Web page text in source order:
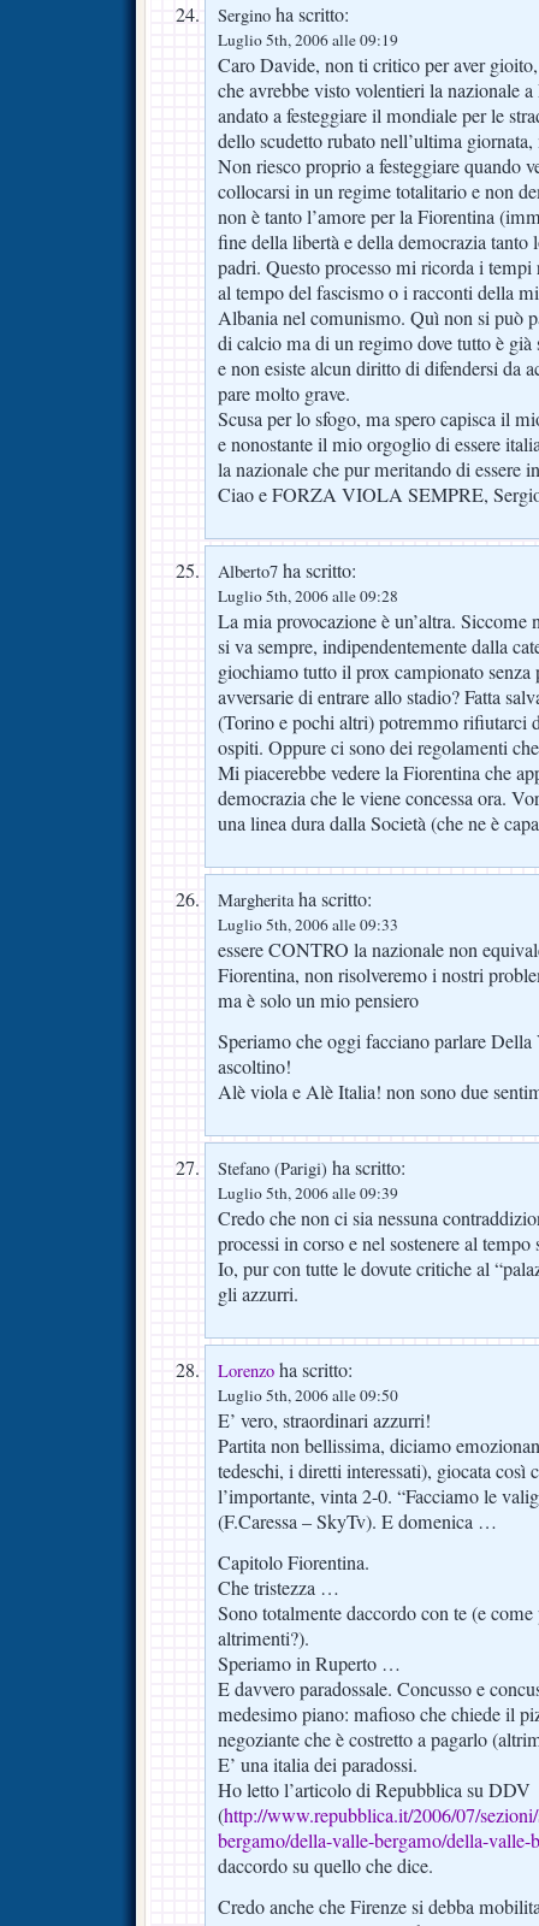
Sergino ha scritto:
Luglio 5th, 2006 alle 09:19
Caro Davide, non ti critico per aver
che avrebbe visto volentieri la nazionale a
andato a festeggiare il mondiale per le
dello scudetto rubato nell’ultima
Non riesco proprio a festeggiare quando
collocarsi in un regime totalitario e non
non è tanto l’amore per la Fiorentina
fine della libertà e della democrazia tanto
padri. Questo processo mi ricorda i
al tempo del fascismo o i racconti della
Albania nel comunismo. Quì non si può
di calcio ma di un regimo dove tutto è
e non esiste alcun diritto di difendersi da
pare molto grave.
Scusa per lo sfogo, ma spero capisca il
e nonostante il mio orgoglio di essere
la nazionale che pur meritando di essere
Ciao e FORZA VIOLA SEMPRE,
Alberto7 ha scritto:
Luglio 5th, 2006 alle 09:28
La mia provocazione è un’altra.
si va sempre, indipendentemente dalla
giochiamo tutto il prox campionato senza
avversarie di entrare allo stadio? Fatta
(Torino e pochi altri) potremmo rifiutarci
ospiti. Oppure ci sono dei regolamenti
Mi piacerebbe vedere la Fiorentina che
democrazia che le viene concessa ora.
una linea dura dalla Società (che ne è
Margheritaha scritto:
Luglio 5th, 2006 alle 09:33
essere CONTRO la nazionale non
Fiorentina, non risolveremo i nostri
ma è solo un mio pensiero
Speriamo che oggi facciano parlare
ascoltino!
Alè viola e Alè Italia! non sono due
Stefano (Parigi) ha scritto:
Luglio 5th, 2006 alle 09:39
Credo che non ci sia nessuna
processi in corso e nel sostenere al
Io, pur con tutte le dovute critiche al
gli azzurri.
Lorenzo ha scritto:
Luglio 5th, 2006 alle 09:50
E’ vero, straordinari azzurri!
Partita non bellissima, diciamo
tedeschi, i diretti interessati), giocata così
l’importante, vinta 2-0. “Facciamo le
(F.Caressa – SkyTv). E domenica …
Capitolo Fiorentina.
Che tristezza …
Sono totalmente daccordo con te (e come
altrimenti?).
Speriamo in Ruperto …
E davvero paradossale. Concusso e
medesimo piano: mafioso che chiede il
negoziante che è costretto a pagarlo
E’ una italia dei paradossi.
Ho letto l’articolo di Repubblica su DDV
(http://www.repubblica.it/2006/07/
bergamo/della-valle-bergamo/della-valle-
daccordo su quello che dice.
Credo anche che Firenze si debba